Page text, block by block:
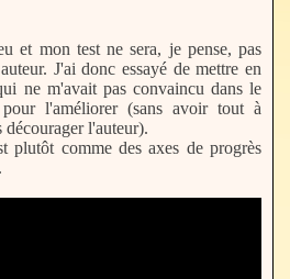
et mon test ne sera, je pense, pas
J'ai donc essayé de mettre en
ne m'avait pas convaincu dans le
l'améliorer (sans avoir tout à
décourager l'auteur).
comme des axes de progrès